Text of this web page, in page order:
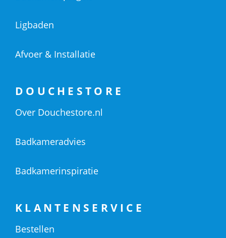
Ligbaden
Afvoer & Installatie
DOUCHESTORE
Over Douchestore.nl
Badkameradvies
Badkamerinspiratie
KLANTENSERVICE
Bestellen